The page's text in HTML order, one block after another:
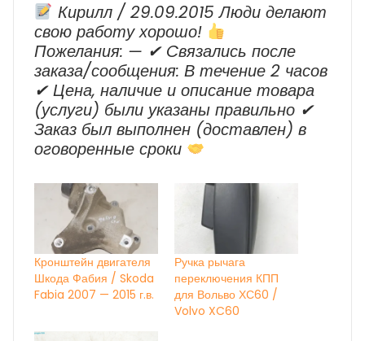
Кирилл / 29.09.2015 Люди делают
свою работу хорошо!
Пожелания: — ✔ Cвязались после
заказа/сообщения: В течение 2 часов
✔ Цена, наличие и описание товара
(услуги) были указаны правильно ✔
Заказ был выполнен (доставлен) в
оговоренные сроки
Кронштейн двигателя
Шкода Фабия / Skoda
Fabia 2007 — 2015 г.в.
Ручка рычага
переключения КПП
для Вольво ХС60 /
Volvo XC60